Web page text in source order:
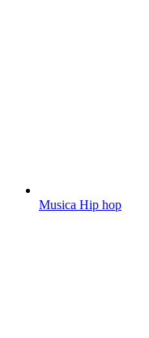
Musica Hip hop